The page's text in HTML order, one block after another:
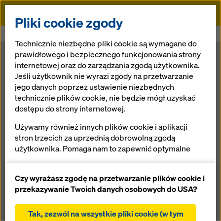
Doka
Wysoka fala na Morzu Norweskim
Wysoka fala na
Morzu
Norweskim
13.11.2012 |
Download: Pressematerial
Pliki cookie zgody
Technicznie niezbędne pliki cookie są wymagane do
prawidłowego i bezpiecznego funkcjonowania strony
internetowej oraz do zarządzania zgodą użytkownika.
Jeśli użytkownik nie wyrazi zgody na przetwarzanie
jego danych poprzez ustawienie niezbędnych
technicznie plików cookie, nie będzie mógł uzyskać
dostępu do strony internetowej.
Używamy również innych plików cookie i aplikacji
stron trzecich za uprzednią dobrowolną zgodą
użytkownika. Pomaga nam to zapewnić optymalne
ciągłe ulepszanie funkcjonalności naszej strony
internetowej (funkcjonalne i statystyczne pliki
ułatwienie sprawnego procesu zakupu podczas
Czy wyrażasz zgodę na przetwarzanie plików cookie i
przekazywanie Twoich danych osobowych do USA?
Tak, zezwól na wszystkie pliki cookie (w tym